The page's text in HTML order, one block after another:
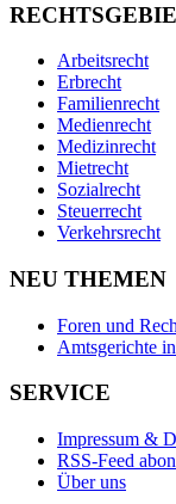
Arbeitsrecht
Erbrecht
Familienrecht
Medienrecht
Medizinrecht
Mietrecht
Sozialrecht
Steuerrecht
Verkehrsrecht
NEU THEMEN
Foren und
Amtsgerichte
SERVICE
Impressum &
RSS-Feed
Über uns